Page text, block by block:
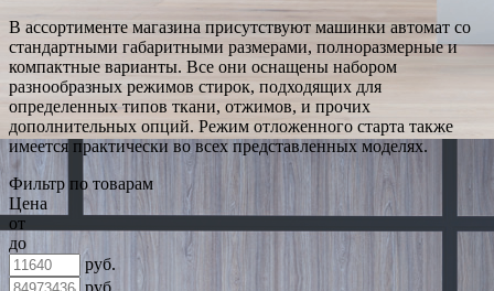
В ассортименте магазина присутствуют машинки автомат со
стандартными габаритными размерами, полноразмерные и
компактные варианты. Все они оснащены набором
разнообразных режимов стирок, подходящих для
определенных типов ткани, отжимов, и прочих
дополнительных опций. Режим отложенного старта также
имеется практически во всех представленных моделях.
Фильтр по товарам
Цена
от
до
руб.
руб.